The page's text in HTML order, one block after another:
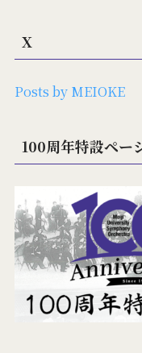
X
Posts by MEIOKE
100周年特設ペー